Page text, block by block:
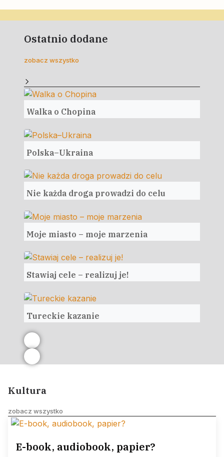
Ostatnio dodane
zobacz wszystko
Walka o Chopina
Polska–Ukraina
Nie każda droga prowadzi do celu
Moje miasto – moje marzenia
Stawiaj cele – realizuj je!
Tureckie kazanie
Kultura
zobacz wszystko
E-book, audiobook, papier?